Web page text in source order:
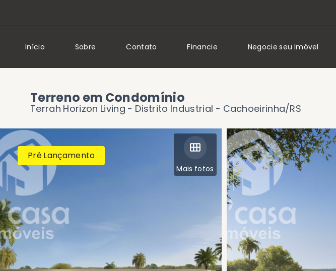
Início Sobre Contato Financie Negocie seu Imóvel
Terreno em Condomínio
Terrah Horizon Living - Distrito Industrial - Cachoeirinha/RS
Mais fotos
Pré Lançamento